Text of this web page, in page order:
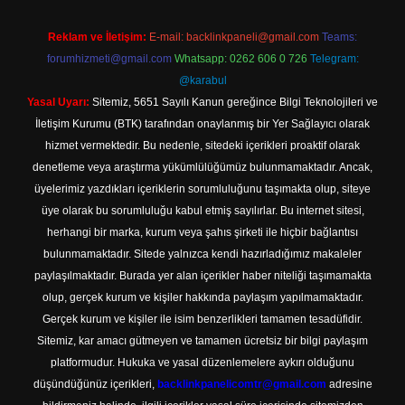
Reklam ve İletişim: E-mail: backlinkpaneli@gmail.com Teams:
forumhizmeti@gmail.com Whatsapp: 0262 606 0 726 Telegram:
@karabul
Yasal Uyarı: Sitemiz, 5651 Sayılı Kanun gereğince Bilgi Teknolojileri ve
İletişim Kurumu (BTK) tarafından onaylanmış bir Yer Sağlayıcı olarak
hizmet vermektedir. Bu nedenle, sitedeki içerikleri proaktif olarak
denetleme veya araştırma yükümlülüğümüz bulunmamaktadır. Ancak,
üyelerimiz yazdıkları içeriklerin sorumluluğunu taşımakta olup, siteye
üye olarak bu sorumluluğu kabul etmiş sayılırlar. Bu internet sitesi,
herhangi bir marka, kurum veya şahıs şirketi ile hiçbir bağlantısı
bulunmamaktadır. Sitede yalnızca kendi hazırladığımız makaleler
paylaşılmaktadır. Burada yer alan içerikler haber niteliği taşımamakta
olup, gerçek kurum ve kişiler hakkında paylaşım yapılmamaktadır.
Gerçek kurum ve kişiler ile isim benzerlikleri tamamen tesadüfidir.
Sitemiz, kar amacı gütmeyen ve tamamen ücretsiz bir bilgi paylaşım
platformudur. Hukuka ve yasal düzenlemelere aykırı olduğunu
düşündüğünüz içerikleri, backlinkpanelicomtr@gmail.com adresine